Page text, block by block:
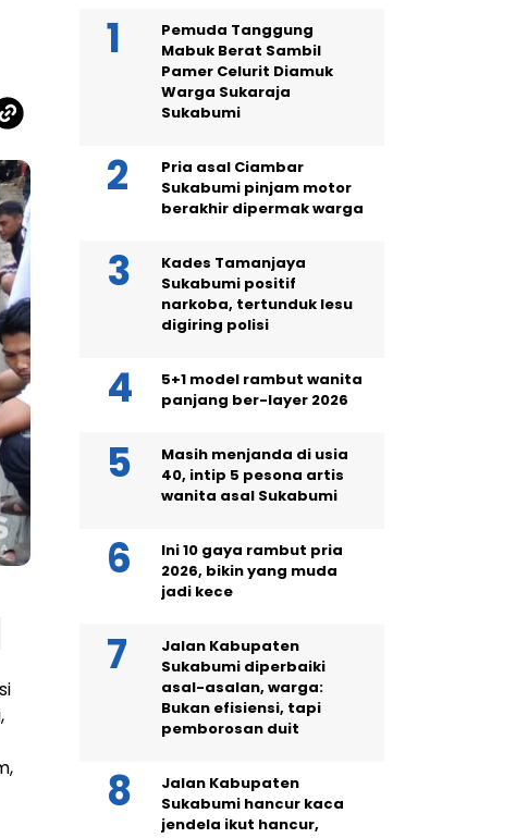
Pemuda Tanggung
Mabuk Berat Sambil
Pamer Celurit Diamuk
Warga Sukaraja
Sukabumi
Pria asal Ciambar
Sukabumi pinjam motor
berakhir dipermak warga
Kades Tamanjaya
Sukabumi positif
narkoba, tertunduk lesu
digiring polisi
5+1 model rambut wanita
panjang ber-layer 2026
Masih menjanda di usia
40, intip 5 pesona artis
wanita asal Sukabumi
Ini 10 gaya rambut pria
2026, bikin yang muda
jadi kece
Jalan Kabupaten
Sukabumi diperbaiki
asal-asalan, warga:
Bukan efisiensi, tapi
pemborosan duit
Jalan Kabupaten
Sukabumi hancur kaca
jendela ikut hancur,